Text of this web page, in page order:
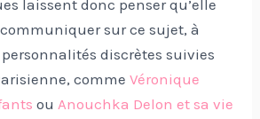
laissent donc penser qu’elle
sur ce sujet, à
personnalités discrètes suivies
commeVéronique
ou Anouchka Delon et sa vie